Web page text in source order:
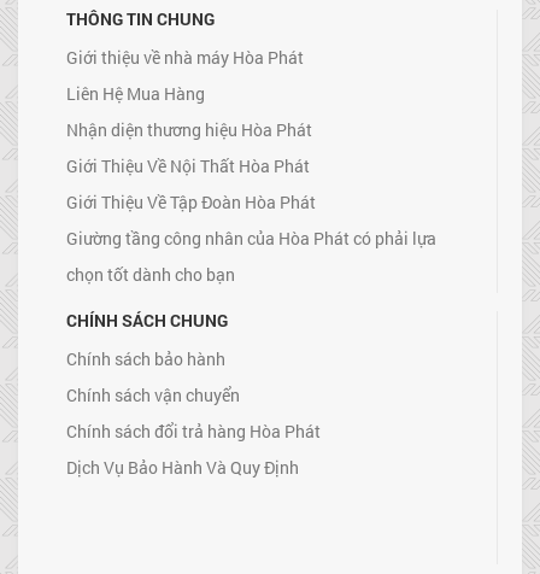
THÔNG TIN CHUNG
Giới thiệu về nhà máy Hòa Phát
Liên Hệ Mua Hàng
Nhận diện thương hiệu Hòa Phát
Giới Thiệu Về Nội Thất Hòa Phát
Giới Thiệu Về Tập Đoàn Hòa Phát
Giường tầng công nhân của Hòa Phát có phải lựa
chọn tốt dành cho bạn
CHÍNH SÁCH CHUNG
Chính sách bảo hành
Chính sách vận chuyển
Chính sách đổi trả hàng Hòa Phát
Dịch Vụ Bảo Hành Và Quy Định